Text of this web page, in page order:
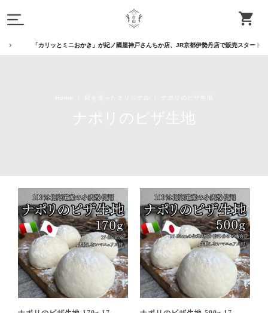
「カリッとミニおかき」が紀ノ國屋神戸さんちか店、JR京都伊勢丹店で販売スタート。